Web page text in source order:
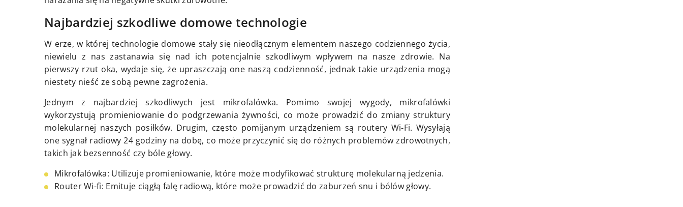
Najbardziej szkodliwe domowe technologie
W erze, w której technologie domowe stały się nieodłącznym elementem naszego codziennego życia,
niewielu z nas zastanawia się nad ich potencjalnie szkodliwym wpływem na nasze zdrowie. Na
pierwszy rzut oka, wydaje się, że upraszczają one naszą codzienność, jednak takie urządzenia mogą
niestety nieść ze sobą pewne zagrożenia.
Jednym z najbardziej szkodliwych jest mikrofalówka. Pomimo swojej wygody, mikrofalówki
wykorzystują promieniowanie do podgrzewania żywności, co może prowadzić do zmiany struktury
molekularnej naszych posiłków. Drugim, często pomijanym urządzeniem są routery Wi-Fi. Wysyłają
one sygnał radiowy 24 godziny na dobę, co może przyczynić się do różnych problemów zdrowotnych,
takich jak bezsenność czy bóle głowy.
Mikrofalówka: Utilizuje promieniowanie, które może modyfikować strukturę molekularną jedzenia.
Router Wi-fi: Emituje ciągłą falę radiową, które może prowadzić do zaburzeń snu i bólów głowy.